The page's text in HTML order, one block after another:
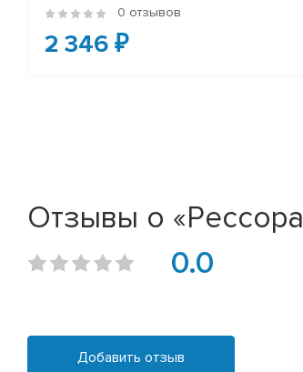
0 отзывов
2 346 ₽
Отзывы о
0.0
Добавить отзыв